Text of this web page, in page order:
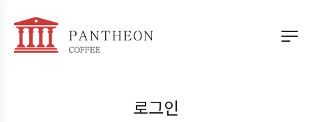
로그인